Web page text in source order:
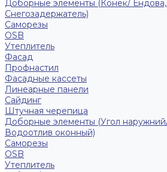
Доборные элементы (Конек/ Ендова,
Снегозадержатель)
Саморезы
ОSB
Утеплитель
Фасад
Профнастил
Фасадные кассеты
Линеарные панели
Сайдинг
Штучная черепица
Доборные элементы (Угол
Водоотлив оконный)
Саморезы
OSB
Утеплитель